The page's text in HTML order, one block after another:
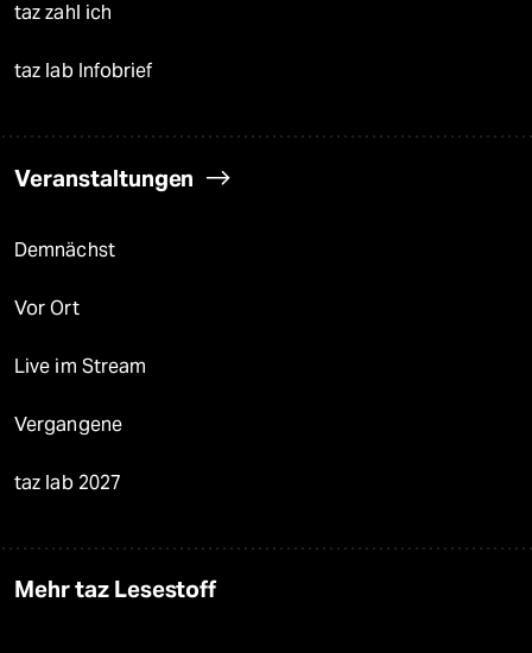
taz zahl ich
taz lab Infobrief
Veranstaltungen
Demnächst
Vor Ort
Live im Stream
Vergangene
taz lab 2027
Mehr taz Lesestoff